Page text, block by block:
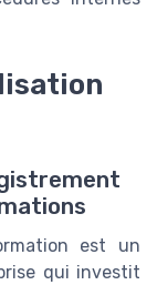
est un
qui investit